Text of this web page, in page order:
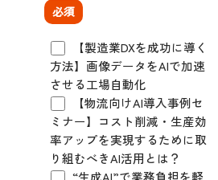
必須
【製造業DXを成功に導く
方法】画像データをAIで加速
させる工場自動化
【物流向けAI導入事例セ
ミナー】コスト削減・生産効
率アップを実現するために取
り組むべきAI活用とは？
“生成AI”で業務負担を軽